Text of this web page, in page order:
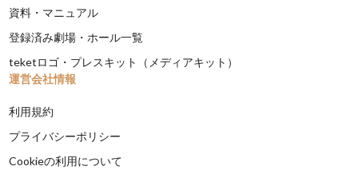
資料・マニュアル
登録済み劇場・ホール一覧
teketロゴ・プレスキット（メディアキット）
運営会社情報
利用規約
プライバシーポリシー
Cookieの利用について